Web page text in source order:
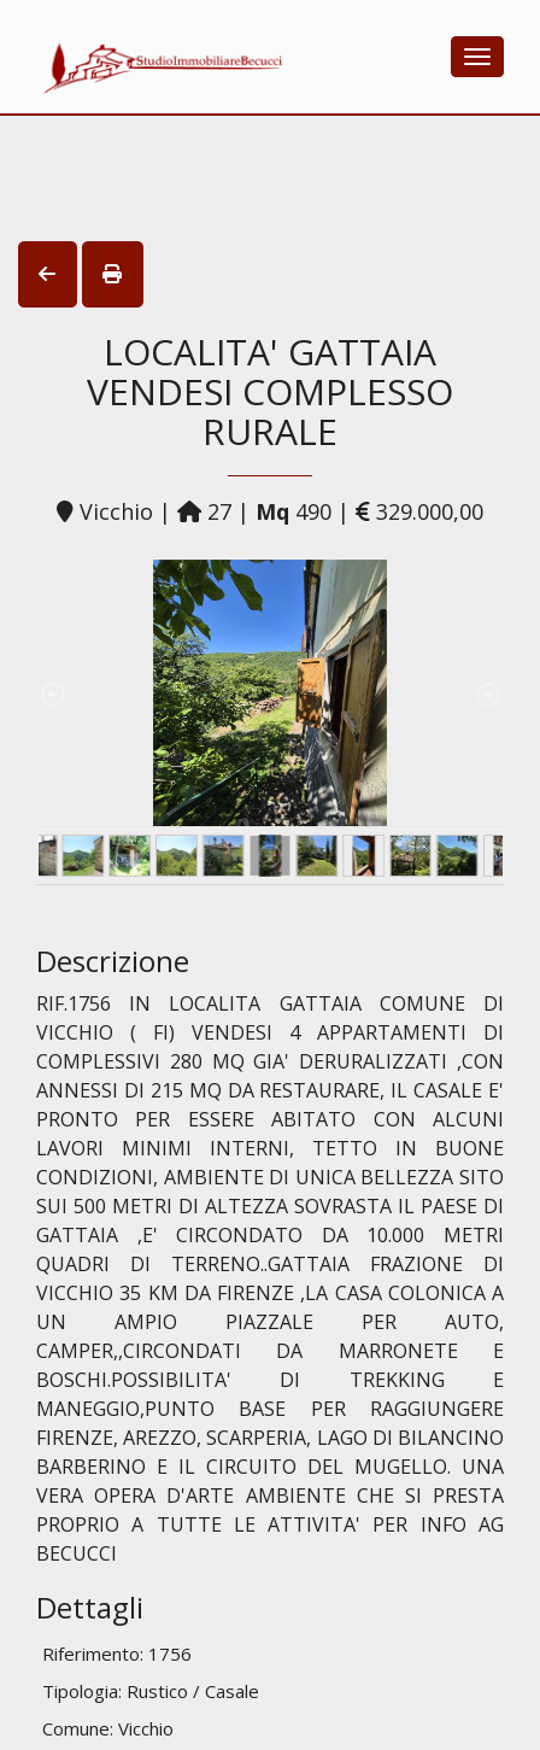
LOCALITA' GATTAIA
VENDESI COMPLESSO
RURALE
Vicchio | 27 | Mq 490 | 329.000,00
Descrizione
RIF.1756 IN LOCALITA GATTAIA COMUNE DI
VICCHIO ( FI) VENDESI 4 APPARTAMENTI DI
COMPLESSIVI 280 MQ GIA' DERURALIZZATI ,CON
ANNESSI DI 215 MQ DA RESTAURARE, IL CASALE E'
PRONTO PER ESSERE ABITATO CON ALCUNI
LAVORI MINIMI INTERNI, TETTO IN BUONE
CONDIZIONI, AMBIENTE DI UNICA BELLEZZA SITO
SUI 500 METRI DI ALTEZZA SOVRASTA IL PAESE DI
GATTAIA ,E' CIRCONDATO DA 10.000 METRI
QUADRI DI TERRENO..GATTAIA FRAZIONE DI
VICCHIO 35 KM DA FIRENZE ,LA CASA COLONICA A
UN AMPIO PIAZZALE PER AUTO,
CAMPER,,CIRCONDATI DA MARRONETE E
BOSCHI.POSSIBILITA' DI TREKKING E
MANEGGIO,PUNTO BASE PER RAGGIUNGERE
FIRENZE, AREZZO, SCARPERIA, LAGO DI BILANCINO
BARBERINO E IL CIRCUITO DEL MUGELLO. UNA
VERA OPERA D'ARTE AMBIENTE CHE SI PRESTA
PROPRIO A TUTTE LE ATTIVITA' PER INFO AG
BECUCCI
Dettagli
Riferimento: 1756
Tipologia: Rustico / Casale
Comune: Vicchio